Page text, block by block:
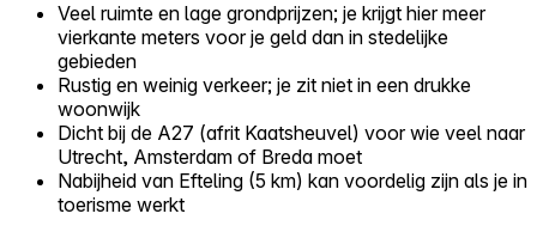
Veel ruimte en lage grondprijzen; je krijgt hier meer
vierkante meters voor je geld dan in stedelijke
gebieden
Rustig en weinig verkeer; je zit niet in een drukke
woonwijk
Dicht bij de A27 (afrit Kaatsheuvel) voor wie veel naar
Utrecht, Amsterdam of Breda moet
Nabijheid van Efteling (5 km) kan voordelig zijn als je in
toerisme werkt